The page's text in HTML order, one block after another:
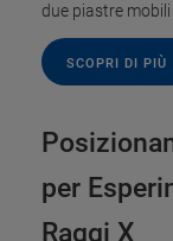
due piastre mobili
SCOPRI DI PIÙ
per
Raggi X